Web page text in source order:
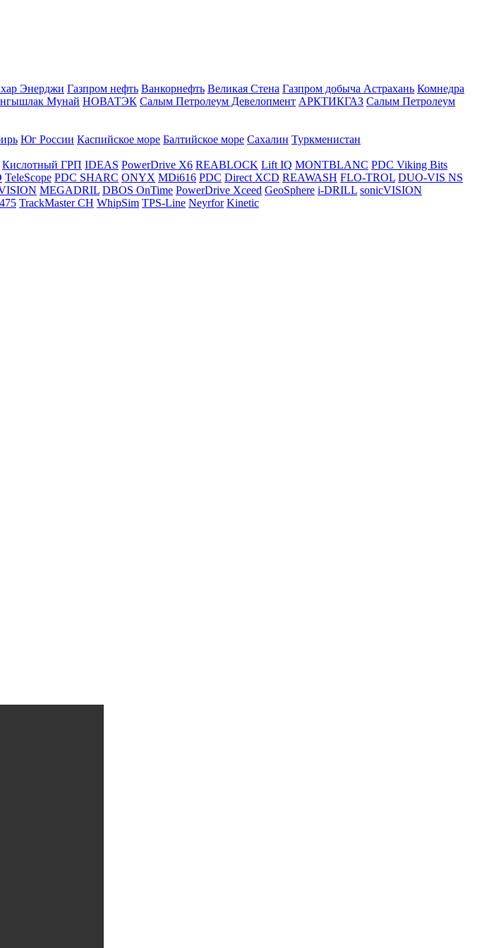
Энерджи Газпром нефть Ванкорнефть Великая Стена Газпром добыча Астрахань Комнедра
Мунай НОВАТЭК Салым Петролеум Девелопмент АРКТИКГАЗ Салым Петролеум
Юг России Каспийское море Балтийское море Сахалин Туркменистан
Кислотный ГРП IDEAS PowerDrive X6 REABLOCK Lift IQ MONTBLANC PDC Viking Bits
TeleScope PDC SHARC ONYX MDi616 PDC Direct XCD REAWASH FLO-TROL DUO-VIS NS
MEGADRIL DBOS OnTime PowerDrive Xceed GeoSphere i-DRILL sonicVISION
TrackMaster CH WhipSim TPS-Line Neyrfor Kinetic